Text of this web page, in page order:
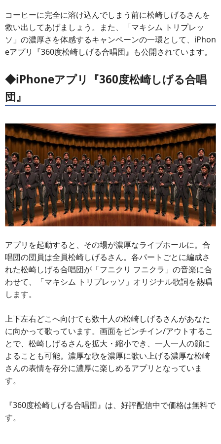
コーヒーに完全に溶け込んでしまう前に松崎しげるさんを
救い出してあげましょう。また、「マキシム トリプレッ
ソ」の濃厚さを体感するキャンペーンの一環として、iPhon
eアプリ『360度松崎しげる合唱団』も公開されています。
◆iPhoneアプリ『360度松崎しげる合唱
団』
アプリを起動すると、その場が濃厚なライブホールに。合
唱団の団員は全員松崎しげるさん。各パートごとに編成さ
れた松崎しげる合唱団が「フニクリ フニクラ」の音楽に合
わせて、「マキシム トリプレッソ」オリジナル歌詞を熱唱
します。
上下左右どこへ向けても数十人の松崎しげるさんがあなた
に向かって歌っています。画面をピンチイン/アウトするこ
とで、松崎しげるさんを拡大・縮小でき、一人一人の顔に
よることも可能。濃厚な歌を濃厚に歌い上げる濃厚な松崎
さんの表情を存分に濃厚に楽しめるアプリとなっていま
す。
『360度松崎しげる合唱団』は、好評配信中で価格は無料で
す。